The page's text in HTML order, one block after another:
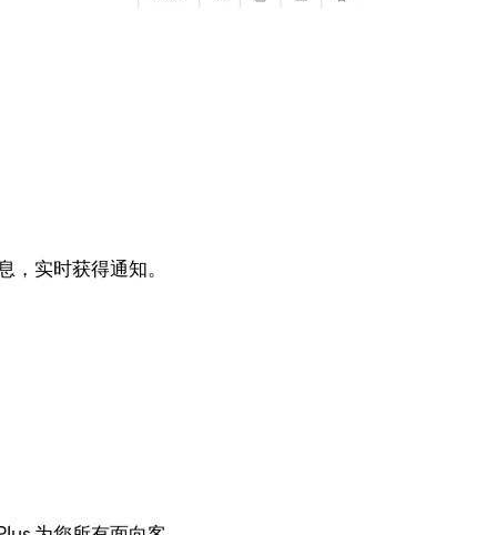
实时获得通知。